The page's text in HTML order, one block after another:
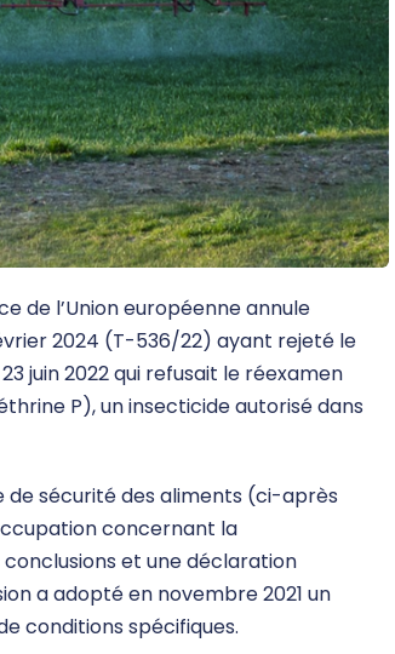
de l’Union européenne annule
2024 (T-536/22) ayant rejeté le
juin 2022 qui refusait le réexamen
P), un insecticide autorisé dans
de sécurité des aliments (ci-après
concernant la
et une déclaration
a adopté en novembre 2021 un
conditions spécifiques.